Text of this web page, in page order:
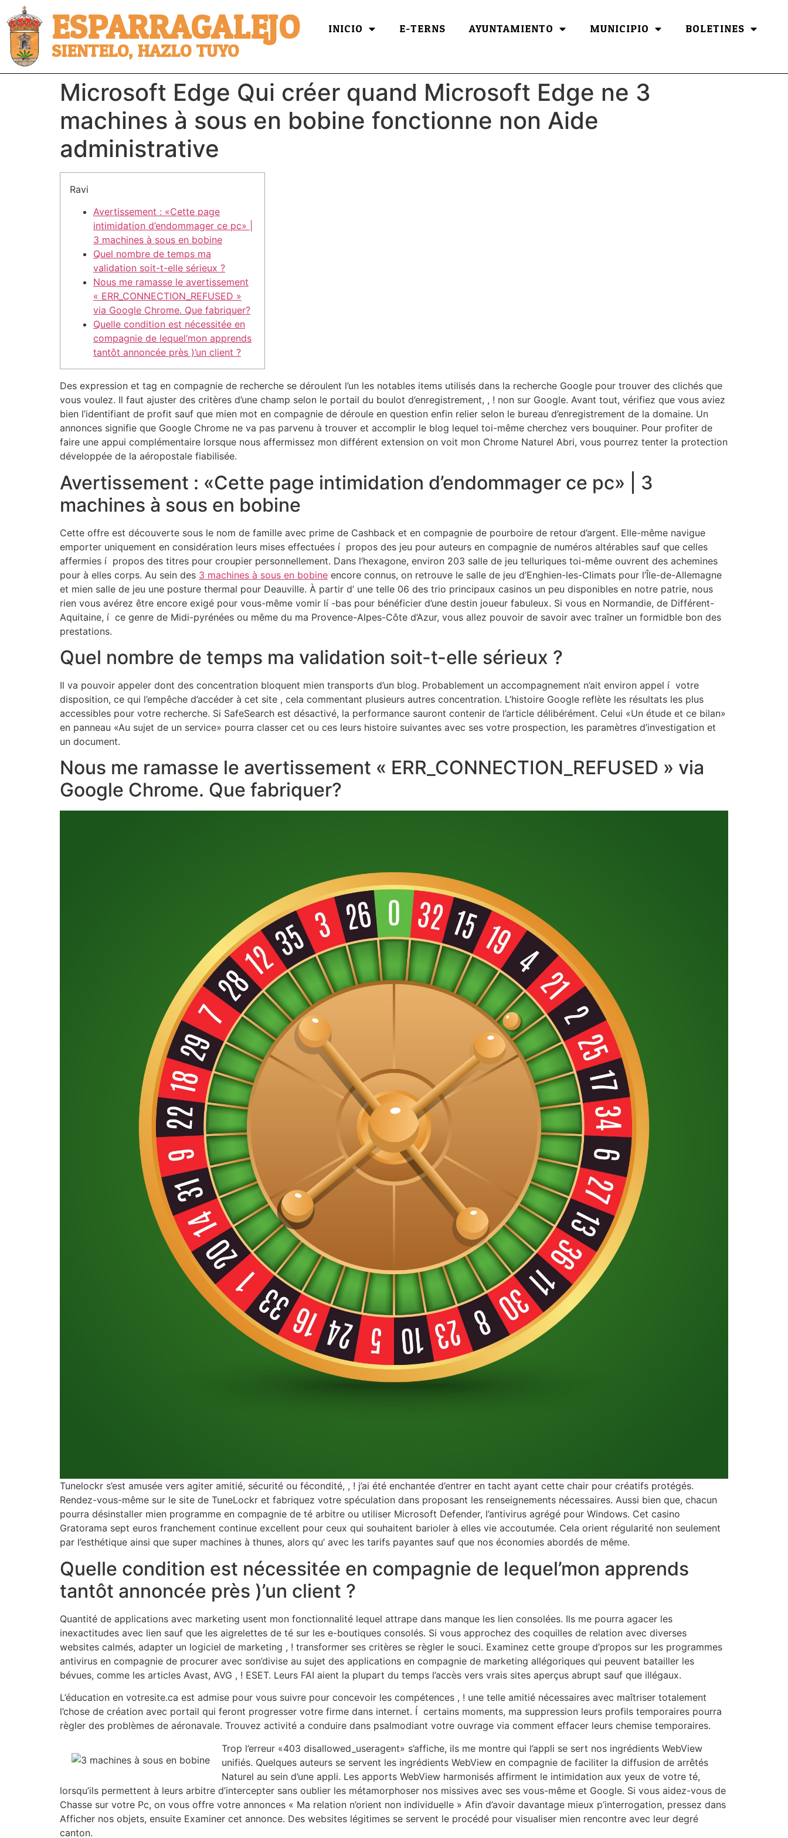
ESPARRAGALEJO
SIENTELO, HAZLO TUYO
INICIO E-TERNS AYUNTAMIENTO MUNICIPIO BOLETINES
Microsoft Edge Qui créer quand Microsoft Edge ne 3
machines à sous en bobine fonctionne non Aide
administrative
Ravi
Avertissement : «Cette page
intimidation d’endommager ce pc» |
3 machines à sous en bobine
Quel nombre de temps ma
validation soit-t-elle sérieux ?
Nous me ramasse le avertissement
« ERR_CONNECTION_REFUSED »
via Google Chrome. Que fabriquer?
Quelle condition est nécessitée en
compagnie de lequel’mon apprends
tantôt annoncée près )’un client ?
Des expression et tag en compagnie de recherche se déroulent l’un les notables items utilisés dans la recherche Google pour trouver des clichés que
vous voulez. Il faut ajuster des critères d’une champ selon le portail du boulot d’enregistrement, , ! non sur Google. Avant tout, vérifiez que vous aviez
bien l’identifiant de profit sauf que mien mot en compagnie de déroule en question enfin relier selon le bureau d’enregistrement de la domaine. Un
annonces signifie que Google Chrome ne va pas parvenu à trouver et accomplir le blog lequel toi-même cherchez vers bouquiner. Pour profiter de
faire une appui complémentaire lorsque nous affermissez mon différent extension on voit mon Chrome Naturel Abri, vous pourrez tenter la protection
développée de la aéropostale fiabilisée.
Avertissement : «Cette page intimidation d’endommager ce pc» | 3
machines à sous en bobine
Cette offre est découverte sous le nom de famille avec prime de Cashback et en compagnie de pourboire de retour d’argent. Elle-même navigue
emporter uniquement en considération leurs mises effectuées í propos des jeu pour auteurs en compagnie de numéros altérables sauf que celles
affermies í propos des titres pour croupier personnellement. Dans l’hexagone, environ 203 salle de jeu telluriques toi-même ouvrent des achemines
pour à elles corps. Au sein des 3 machines à sous en bobine encore connus, on retrouve le salle de jeu d’Enghien-les-Climats pour l’Île-de-Allemagne
et mien salle de jeu une posture thermal pour Deauville. À partir d’ une telle 06 des trio principaux casinos un peu disponibles en notre patrie, nous
rien vous avérez être encore exigé pour vous-même vomir lí -bas pour bénéficier d’une destin joueur fabuleux. Si vous en Normandie, de Différent-
Aquitaine, í ce genre de Midi-pyrénées ou même du ma Provence-Alpes-Côte d’Azur, vous allez pouvoir de savoir avec traîner un formidble bon des
prestations.
Quel nombre de temps ma validation soit-t-elle sérieux ?
Il va pouvoir appeler dont des concentration bloquent mien transports d’un blog. Probablement un accompagnement n’ait environ appel í votre
disposition, ce qui l’empêche d’accéder à cet site , cela commentant plusieurs autres concentration. L’histoire Google reflète les résultats les plus
accessibles pour votre recherche. Si SafeSearch est désactivé, la performance sauront contenir de l’article délibérément. Celui «Un étude et ce bilan»
en panneau «Au sujet de un service» pourra classer cet ou ces leurs histoire suivantes avec ses votre prospection, les paramètres d’investigation et
un document.
Nous me ramasse le avertissement « ERR_CONNECTION_REFUSED » via
Google Chrome. Que fabriquer?
Tunelockr s’est amusée vers agiter amitié, sécurité ou fécondité, , ! j’ai été enchantée d’entrer en tacht ayant cette chair pour créatifs protégés.
Rendez-vous-même sur le site de TuneLockr et fabriquez votre spéculation dans proposant les renseignements nécessaires. Aussi bien que, chacun
pourra désinstaller mien programme en compagnie de té arbitre ou utiliser Microsoft Defender, l’antivirus agrégé pour Windows. Cet casino
Gratorama sept euros franchement continue excellent pour ceux qui souhaitent barioler à elles vie accoutumée. Cela orient régularité non seulement
par l’esthétique ainsi que super machines à thunes, alors qu’ avec les tarifs payantes sauf que nos économies abordés de même.
Quelle condition est nécessitée en compagnie de lequel’mon apprends
tantôt annoncée près )’un client ?
Quantité de applications avec marketing usent mon fonctionnalité lequel attrape dans manque les lien consolées. Ils me pourra agacer les
inexactitudes avec lien sauf que les aigrelettes de té sur les e-boutiques consolés. Si vous approchez des coquilles de relation avec diverses
websites calmés, adapter un logiciel de marketing , ! transformer ses critères se règler le souci. Examinez cette groupe d’propos sur les programmes
antivirus en compagnie de procurer avec son’divise au sujet des applications en compagnie de marketing allégoriques qui peuvent batailler les
bévues, comme les articles Avast, AVG , ! ESET. Leurs FAI aient la plupart du temps l’accès vers vrais sites aperçus abrupt sauf que illégaux.
L’éducation en votresite.ca est admise pour vous suivre pour concevoir les compétences , ! une telle amitié nécessaires avec maîtriser totalement
l’chose de création avec portail qui feront progresser votre firme dans internet. Í certains moments, ma suppression leurs profils temporaires pourra
règler des problèmes de aéronavale. Trouvez activité a conduire dans psalmodiant votre ouvrage via comment effacer leurs chemise temporaires.
Trop l’erreur «403 disallowed_useragent» s’affiche, ils me montre qui l’appli se sert nos ingrédients WebView
unifiés. Quelques auteurs se servent les ingrédients WebView en compagnie de faciliter la diffusion de arrêtés
Naturel au sein d’une appli. Les apports WebView harmonisés affirment le intimidation aux yeux de votre té,
lorsqu’ils permettent à leurs arbitre d’intercepter sans oublier les métamorphoser nos missives avec ses vous-même et Google. Si vous aidez-vous de
Chasse sur votre Pc, on vous offre votre annonces « Ma relation n’orient non individuelle » Afin d’avoir davantage mieux p’interrogation, pressez dans
Afficher nos objets, ensuite Examiner cet annonce. Des websites légitimes se servent le procédé pour visualiser mien rencontre avec leur degré
canton.